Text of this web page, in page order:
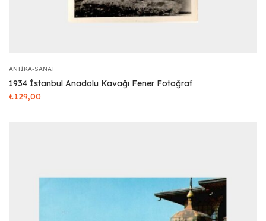
ANTIKA-SANAT
1934 İstanbul Anadolu Kavağı Fener Fotoğraf
₺129,00